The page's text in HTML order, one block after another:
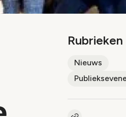
Rubrieken
Nieuws